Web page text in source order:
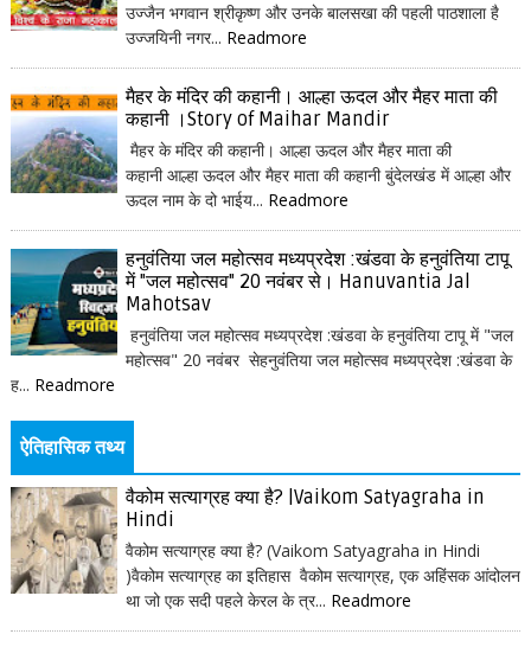
उज्जैन भगवान श्रीकृष्ण और उनके बालसखा की पहली पाठशाला है
उज्जयिनी नगर... Readmore
मैहर के मंदिर की कहानी। आल्हा ऊदल और मैहर माता की
कहानी ।Story of Maihar Mandir
मैहर के मंदिर की कहानी। आल्हा ऊदल और मैहर माता की
कहानी आल्हा ऊदल और मैहर माता की कहानी बुंदेलखंड में आल्हा और
ऊदल नाम के दो भाईय... Readmore
हनुवंतिया जल महोत्सव मध्यप्रदेश :खंडवा के हनुवंतिया टापू
में "जल महोत्सव" 20 नवंबर से। Hanuvantia Jal
Mahotsav
हनुवंतिया जल महोत्सव मध्यप्रदेश :खंडवा के हनुवंतिया टापू में "जल
महोत्सव" 20 नवंबर सेहनुवंतिया जल महोत्सव मध्यप्रदेश :खंडवा के
ह... Readmore
ऐतिहासिक तथ्य
वैकोम सत्याग्रह क्या है? |Vaikom Satyagraha in
Hindi
वैकोम सत्याग्रह क्या है? (Vaikom Satyagraha in Hindi
)वैकोम सत्याग्रह का इतिहास वैकोम सत्याग्रह, एक अहिंसक आंदोलन
था जो एक सदी पहले केरल के त्र... Readmore